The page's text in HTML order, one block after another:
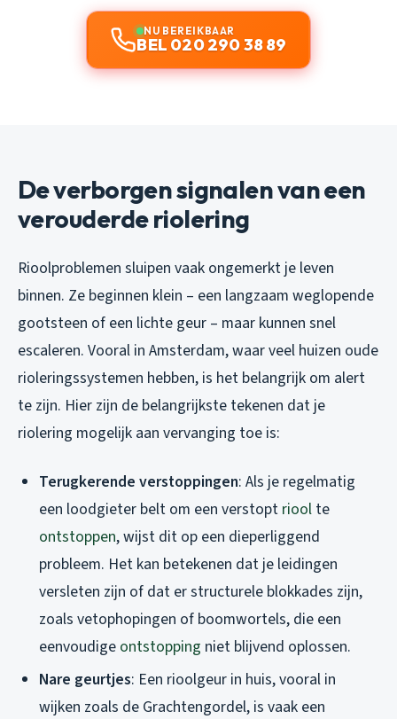
NU BEREIKBAAR
BEL 020 290 38 89
De verborgen signalen van een
verouderde riolering
Rioolproblemen sluipen vaak ongemerkt je leven
binnen. Ze beginnen klein – een langzaam weglopende
gootsteen of een lichte geur – maar kunnen snel
escaleren. Vooral in Amsterdam, waar veel huizen oude
rioleringssystemen hebben, is het belangrijk om alert
te zijn. Hier zijn de belangrijkste tekenen dat je
riolering mogelijk aan vervanging toe is:
Terugkerende verstoppingen: Als je regelmatig
een loodgieter belt om een verstopt riool te
ontstoppen, wijst dit op een dieperliggend
probleem. Het kan betekenen dat je leidingen
versleten zijn of dat er structurele blokkades zijn,
zoals vetophopingen of boomwortels, die een
eenvoudige ontstopping niet blijvend oplossen.
Nare geurtjes: Een rioolgeur in huis, vooral in
wijken zoals de Grachtengordel, is vaak een